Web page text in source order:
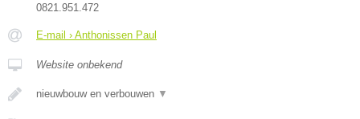
0821.951.472
E-mail › Anthonissen Paul
Website onbekend
nieuwbouw en verbouwen ▼